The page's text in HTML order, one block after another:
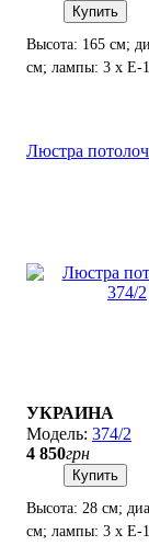
Купить
Высота: 165 см;
см; лампы: 3 х Е-
Люстра
УКРАИНА
374/2
4 850грн
Купить
Высота: 28 см;
см; лампы: 3 х Е-